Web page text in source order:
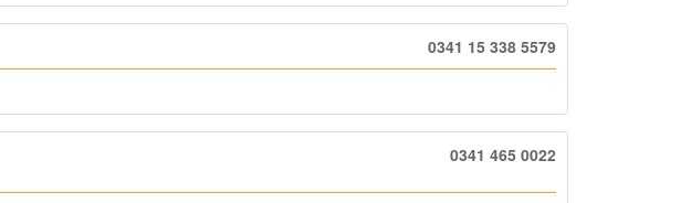
0341 15 338 5579
0341 465 0022